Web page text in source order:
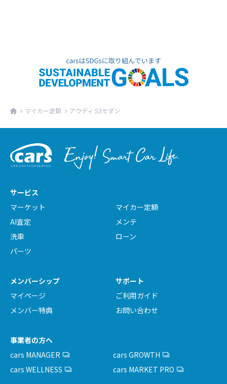
マイカー定額 アウディ S3セダン
サービス
マーケット
マイカー定額
AI査定
メンテ
洗車
ローン
パーツ
メンバーシップ
マイページ
メンバー特典
サポート
ご利用ガイド
お問い合わせ
事業者の方へ
cars MANAGER
cars GROWTH
cars WELLNESS
cars MARKET PRO